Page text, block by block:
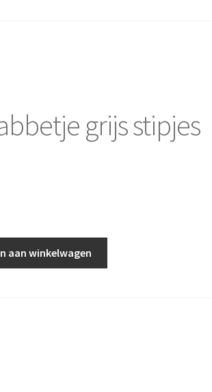
grijs stipjes
aan winkelwagen